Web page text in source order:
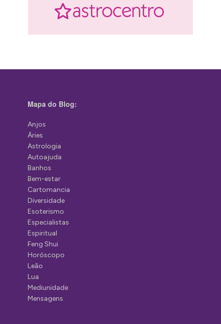
Mapa do Blog:
Anjos
Áries
Astrologia
Autoajuda
Banhos
Bem-estar
Cartomancia
Diversidade
Esoterismo
Especialistas
Espiritual
Feng Shui
Horóscopo
Leão
Lua
Mediunidade
Mensagens